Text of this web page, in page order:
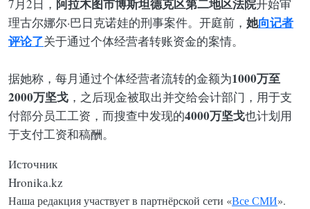
7月2日， 阿拉木图市博斯坦德克区第二地区法院开始审
理古尔娜尔·巴日克诺娃的刑事案件。开庭前， 她向记者
评论了关于通过个体经营者转账资金的案情。
据她称，每月通过个体经营者流转的金额为1000万至
2000万坚戈 ，之后现金被取出并交给会计部门，用于支
付部分员工工资，而搜查中发现的4000万坚戈也计划用
于支付工资和稿酬。
Источник
Hronika.kz
Наша редакция участвует в партнёрской сети «Все СМИ».